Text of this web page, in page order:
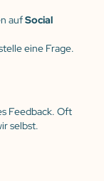
aufSocial
eine Frage.
Feedback. Oft
selbst.